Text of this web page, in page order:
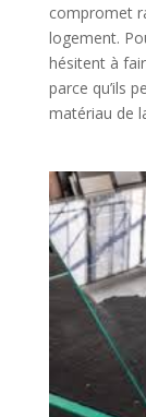
compromet
logement.
hésitent à
parce qu’ils
matériau de